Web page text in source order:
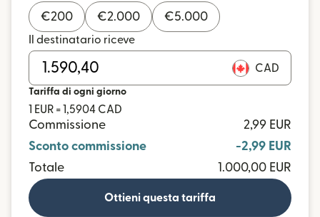
€200 €2.000 €5.000
Il destinatario riceve
CAD
Tariffa di ogni giorno
1 EUR = 1,5904 CAD
Commissione
2,99 EUR
Sconto commissione
-2,99 EUR
Totale
1.000,00 EUR
Ottieni questa tariffa